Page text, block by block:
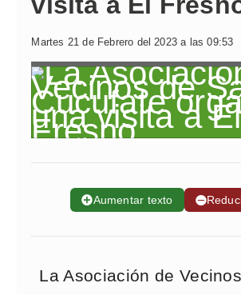
Martes 21 de Febrero del 2023 a las 09:53
➕Aumentar texto ➖
La Asociación de